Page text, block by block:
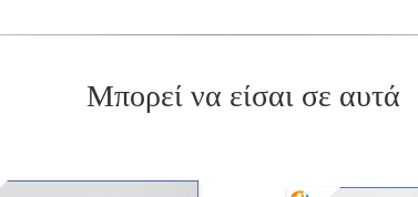
Μπορεί να είσαι σε αυτά